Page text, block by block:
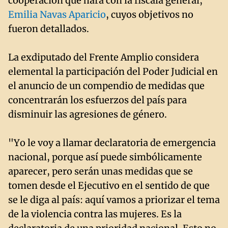
Emilia Navas Aparicio, cuyos objetivos no
fueron detallados.
La exdiputado del Frente Amplio considera
elemental la participación del Poder Judicial en
el anuncio de un compendio de medidas que
concentrarán los esfuerzos del país para
disminuir las agresiones de género.
"Yo le voy a llamar declaratoria de emergencia
nacional, porque así puede simbólicamente
aparecer, pero serán unas medidas que se
tomen desde el Ejecutivo en el sentido de que
se le diga al país: aquí vamos a priorizar el tema
de la violencia contra las mujeres. Es la